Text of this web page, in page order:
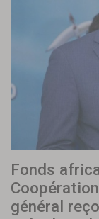
Fonds
général